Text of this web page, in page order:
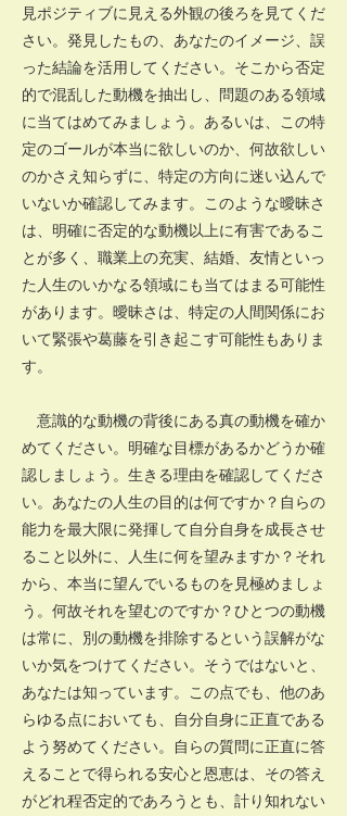
見ポジティブに見える外観の後ろを見てくだ
さい。発見したもの、あなたのイメージ、誤
った結論を活用してください。そこから否定
的で混乱した動機を抽出し、問題のある領域
に当てはめてみましょう。あるいは、この特
定のゴールが本当に欲しいのか、何故欲しい
のかさえ知らずに、特定の方向に迷い込んで
いないか確認してみます。このような曖昧さ
は、明確に否定的な動機以上に有害であるこ
とが多く、職業上の充実、結婚、友情といっ
た人生のいかなる領域にも当てはまる可能性
があります。曖昧さは、特定の人間関係にお
いて緊張や葛藤を引き起こす可能性もありま
す。
意識的な動機の背後にある真の動機を確か
めてください。明確な目標があるかどうか確
認しましょう。生きる理由を確認してくださ
い。あなたの人生の目的は何ですか？自らの
能力を最大限に発揮して自分自身を成長させ
ること以外に、人生に何を望みますか？それ
から、本当に望んでいるものを見極めましょ
う。何故それを望むのですか？ひとつの動機
は常に、別の動機を排除するという誤解がな
いか気をつけてください。そうではないと、
あなたは知っています。この点でも、他のあ
らゆる点においても、自分自身に正直である
よう努めてください。自らの質問に正直に答
えることで得られる安心と恩恵は、その答え
がどれ程否定的であろうとも、計り知れない